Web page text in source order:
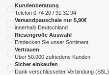
Kundenberatung
Telefon 0 74 20 / 91 32 94
Versandpauschale nur 5,90€
innerhalb Deutschland
Riesengroße Auswahl
Entdecken Sie unser Sortiment
Vertrauen
Über 50.000 zufriedene Kunden
Sicher einkaufen
Dank verschlüsselter Verbindung (SSL)